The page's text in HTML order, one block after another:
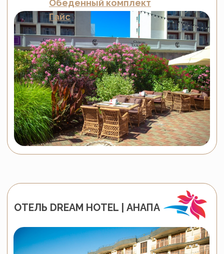
Официальный договор
Работаем прозрачно.
Гарантируем сроки и берём
ответственность: при задержке
— оплачиваем неустойку.
Фиксированная стоимость